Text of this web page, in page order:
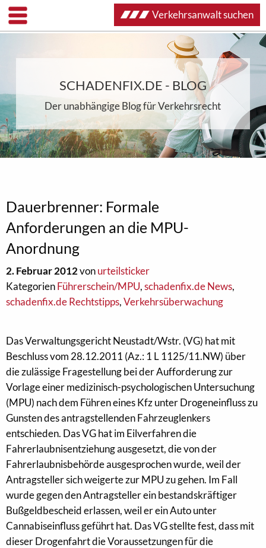
SCHADENFIX.DE - BLOG
Der unabhängige Blog für Verkehrsrecht
Dauerbrenner: Formale
Anforderungen an die MPU-
Anordnung
2. Februar 2012vonurteilsticker
KategorienFührerschein/MPU,schadenfix.de News,
schadenfix.de Rechtstipps,Verkehrsüberwachung
Das Verwaltungsgericht Neustadt/Wstr. (VG) hat mit
Beschluss vom 28.12.2011 (Az.: 1 L 1125/11.NW) über
die zulässige Fragestellung bei der Aufforderung zur
Vorlage einer medizinisch-psychologischen Untersuchung
(MPU) nach dem Führen eines Kfz unter Drogeneinfluss zu
Gunsten des antragstellenden Fahrzeuglenkers
entschieden. Das VG hat im Eilverfahren die
Fahrerlaubnisentziehung ausgesetzt, die von der
Fahrerlaubnisbehörde ausgesprochen wurde, weil der
Antragsteller sich weigerte zur MPU zu gehen. Im Fall
wurde gegen den Antragsteller ein bestandskräftiger
Bußgeldbescheid erlassen, weil er ein Auto unter
Cannabiseinfluss geführt hat. Das VG stellte fest, dass mit
dieser Drogenfahrt die Voraussetzungen für die
Verkehrsanwalt suchen